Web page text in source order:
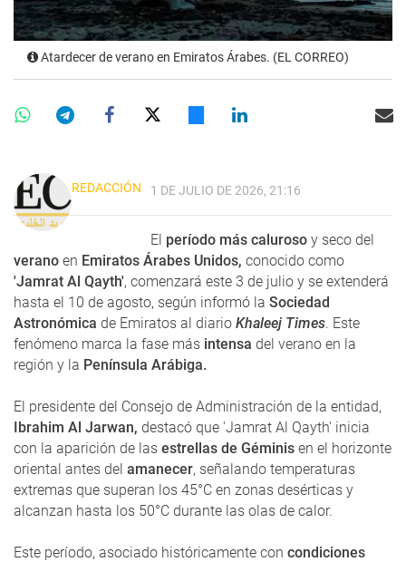
Atardecer de verano en Emiratos Árabes. (EL CORREO)
REDACCIÓN 1 DE JULIO DE 2026, 21:16
El período más caluroso y seco del
verano en Emiratos Árabes Unidos, conocido como
'Jamrat Al Qayth', comenzará este 3 de julio y se extenderá
hasta el 10 de agosto, según informó la Sociedad
Astronómica de Emiratos al diario Khaleej Times. Este
fenómeno marca la fase más intensa del verano en la
región y la Península Arábiga.
El presidente del Consejo de Administración de la entidad,
Ibrahim Al Jarwan, destacó que 'Jamrat Al Qayth' inicia
con la aparición de las estrellas de Géminis en el horizonte
oriental antes del amanecer, señalando temperaturas
extremas que superan los 45°C en zonas desérticas y
alcanzan hasta los 50°C durante las olas de calor.
Este período, asociado históricamente con condiciones